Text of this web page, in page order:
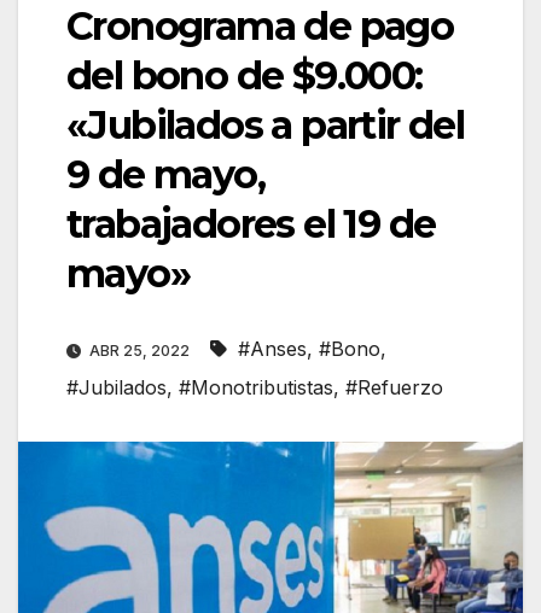
Cronograma de pago
del bono de $9.000:
«Jubilados a partir del
9 de mayo,
trabajadores el 19 de
mayo»
ABR 25, 2022 #Anses, #Bono,
#Jubilados, #Monotributistas, #Refuerzo